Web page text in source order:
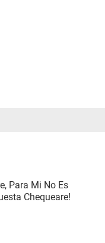
Para Mi No Es
Chequeare!